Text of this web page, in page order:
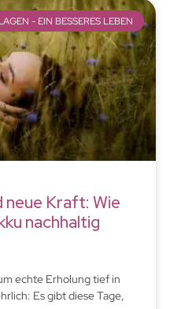
- EIN BESSERES LEBEN
neue Kraft: Wie
nachhaltig
echte Erholung tief in
Es gibt diese Tage,